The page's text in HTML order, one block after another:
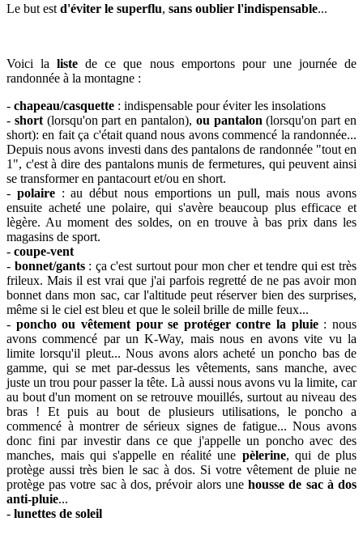
Le but est d'éviter le superflu, sans oublier l'indispensable...
Voici laliste de ce que nous emportons pour une journée de
randonnée à la montagne :
- chapeau/casquette : indispensable pour éviter les insolations
- short(lorsqu'on part en pantalon), ou pantalon (lorsqu'on part en
short): en fait ça c'était quand nous avons commencé la randonnée...
Depuis nous avons investi dans des pantalons de randonnée "tout en
1", c'est à dire des pantalons munis de fermetures, qui peuvent ainsi
se transformer en pantacourt et/ou en short.
- polaire: au début nous emportions un pull, mais nous avons
ensuite acheté une polaire, qui s'avère beaucoup plus efficace et
lègère. Au moment des soldes, on en trouve à bas prix dans les
magasins de sport.
- coupe-vent
- bonnet/gants: ça c'est surtout pour mon cher et tendre qui est très
frileux. Mais il est vrai que j'ai parfois regretté de ne pas avoir mon
bonnet dans mon sac, car l'altitude peut réserver bien des surprises,
même si le ciel est bleu et que le soleil brille de mille feux...
- poncho ou vêtement pour se protéger contre la pluie: nous
avons commencé par un K-Way, mais nous en avons vite vu la
limite lorsqu'il pleut... Nous avons alors acheté un poncho bas de
gamme, qui se met par-dessus les vêtements, sans manche, avec
juste un trou pour passer la tête. Là aussi nous avons vu la limite, car
au bout d'un moment on se retrouve mouillés, surtout au niveau des
bras ! Et puis au bout de plusieurs utilisations, le poncho a
commencé à montrer de sérieux signes de fatigue... Nous avons
donc fini par investir dans ce que j'appelle un poncho avec des
manches, mais qui s'appelle en réalité une pèlerine, qui de plus
protège aussi très bien le sac à dos. Si votre vêtement de pluie ne
protège pas votre sac à dos, prévoir alors unehousse de sac à dos
anti-pluie...
- lunettes de soleil